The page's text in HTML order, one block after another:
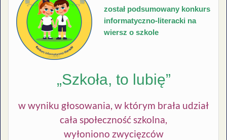
został podsumowany konkurs
informatyczno-literacki na
wiersz o szkole
„Szkoła, to lubię”
w wyniku głosowania, w którym brała udział
cała społeczność szkolna,
wyłoniono zwycięzców